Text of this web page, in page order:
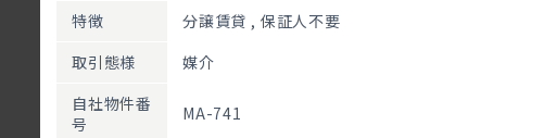
特徴
分譲賃貸 , 保証人不要
取引態様
媒介
自社物件番
号
MA-741